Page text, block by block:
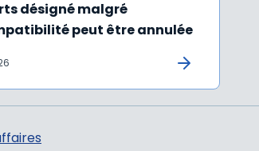
désigné malgré
peut être annulée